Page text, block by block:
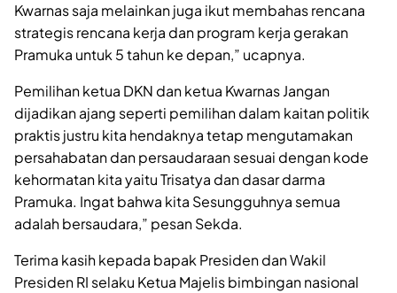
Kwarnas saja melainkan juga ikut membahas rencana
strategis rencana kerja dan program kerja gerakan
Pramuka untuk 5 tahun ke depan,” ucapnya.
Pemilihan ketua DKN dan ketua Kwarnas Jangan
dijadikan ajang seperti pemilihan dalam kaitan politik
praktis justru kita hendaknya tetap mengutamakan
persahabatan dan persaudaraan sesuai dengan kode
kehormatan kita yaitu Trisatya dan dasar darma
Pramuka. Ingat bahwa kita Sesungguhnya semua
adalah bersaudara,” pesan Sekda.
Terima kasih kepada bapak Presiden dan Wakil
Presiden RI selaku Ketua Majelis bimbingan nasional